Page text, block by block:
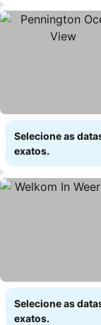
Selecione as
exatos.
Selecione as
exatos.